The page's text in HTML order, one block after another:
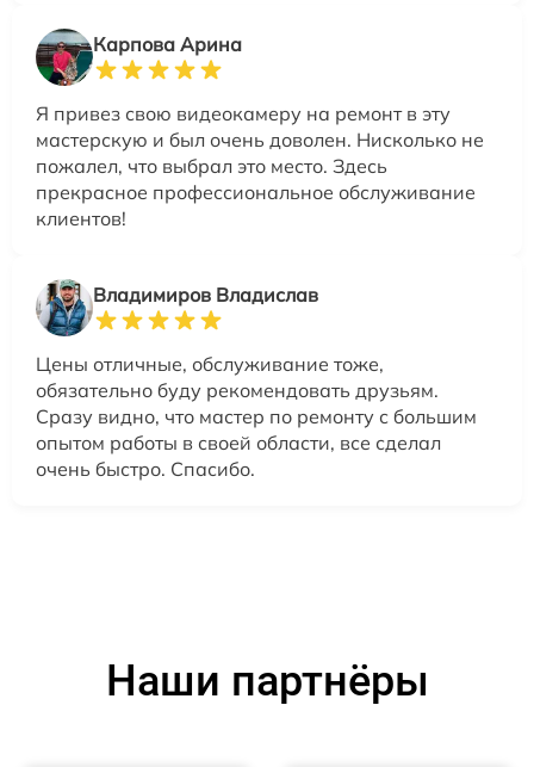
Карпова Арина
Я привез свою видеокамеру на ремонт в эту
мастерскую и был очень доволен. Нисколько не
пожалел, что выбрал это место. Здесь
прекрасное профессиональное обслуживание
клиентов!
Владимиров Владислав
Цены отличные, обслуживание тоже,
обязательно буду рекомендовать друзьям.
Сразу видно, что мастер по ремонту с большим
опытом работы в своей области, все сделал
очень быстро. Спасибо.
Наши партнёры